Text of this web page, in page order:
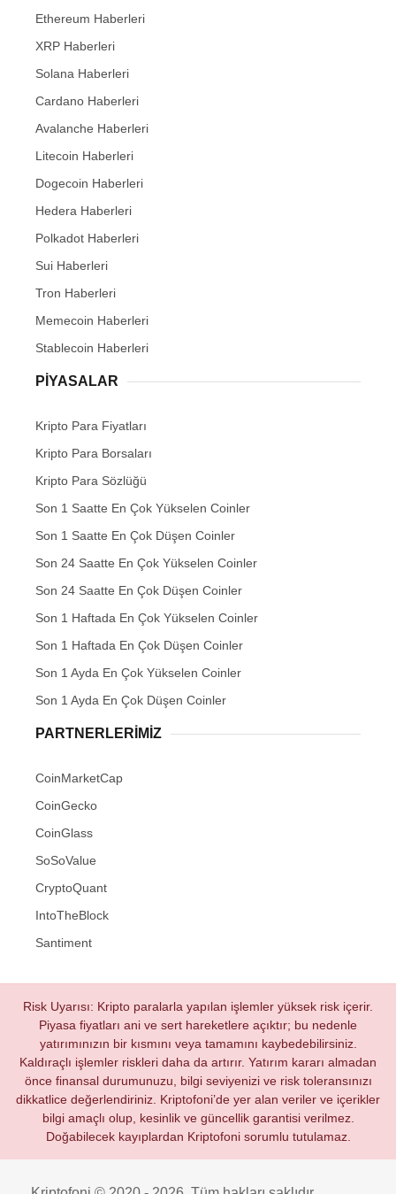
Ethereum Haberleri
XRP Haberleri
Solana Haberleri
Cardano Haberleri
Avalanche Haberleri
Litecoin Haberleri
Dogecoin Haberleri
Hedera Haberleri
Polkadot Haberleri
Sui Haberleri
Tron Haberleri
Memecoin Haberleri
Stablecoin Haberleri
PIYASALAR
Kripto Para Fiyatları
Kripto Para Borsaları
Kripto Para Sözlüğü
Son 1 Saatte En Çok Yükselen Coinler
Son 1 Saatte En Çok Düşen Coinler
Son 24 Saatte En Çok Yükselen Coinler
Son 24 Saatte En Çok Düşen Coinler
Son 1 Haftada En Çok Yükselen Coinler
Son 1 Haftada En Çok Düşen Coinler
Son 1 Ayda En Çok Yükselen Coinler
Son 1 Ayda En Çok Düşen Coinler
PARTNERLERIMIZ
CoinMarketCap
CoinGecko
CoinGlass
SoSoValue
CryptoQuant
IntoTheBlock
Santiment
Risk Uyarısı: Kripto paralarla yapılan işlemler yüksek risk içerir.
Piyasa fiyatları ani ve sert hareketlere açıktır; bu nedenle
yatırımınızın bir kısmını veya tamamını kaybedebilirsiniz.
Kaldıraçlı işlemler riskleri daha da artırır. Yatırım kararı almadan
önce finansal durumunuzu, bilgi seviyenizi ve risk toleransınızı
dikkatlice değerlendiriniz. Kriptofoni’de yer alan veriler ve içerikler
bilgi amaçlı olup, kesinlik ve güncellik garantisi verilmez.
Doğabilecek kayıplardan Kriptofoni sorumlu tutulamaz.